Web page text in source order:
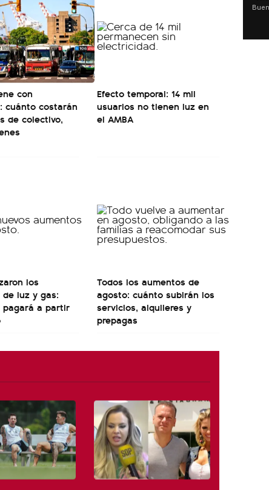
con
cuánto costarán
de colectivo,
Efecto temporal: 14 mil
usuarios no tienen luz en
el AMBA
los
luz y gas:
pagará a partir
Todos los aumentos de
agosto: cuánto subirán los
servicios, alquileres y
prepagas
Buenos Aires, caracterizó el proyecto de Ley
como "una lista sábana con temas nefastos"
y destacó "la movilización popular". 📌 La
declaración fue desde el santuario de San